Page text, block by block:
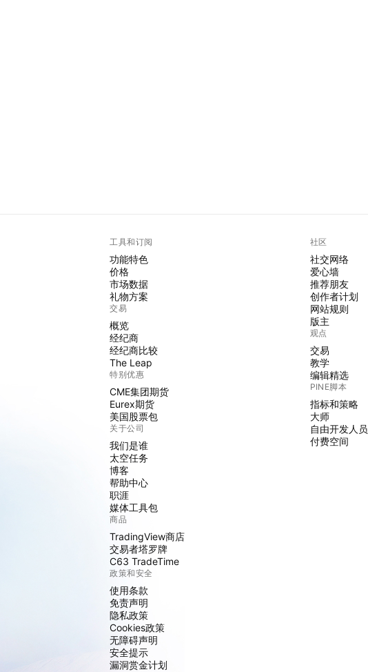
工具和订阅
功能特色
价格
市场数据
礼物方案
交易
概览
经纪商
经纪商比较
The Leap
特别优惠
CME集团期货
Eurex期货
美国股票包
关于公司
我们是谁
太空任务
博客
帮助中心
职涯
媒体工具包
商品
TradingView商店
交易者塔罗牌
C63 TradeTime
政策和安全
使用条款
免责声明
隐私政策
Cookies政策
无障碍声明
安全提示
漏洞赏金计划
社区
社交网络
爱心墙
推荐朋友
创作者计划
网站规则
版主
观点
交易
教学
编辑精选
PINE脚本
指标和策略
大师
自由开发人员
付费空间